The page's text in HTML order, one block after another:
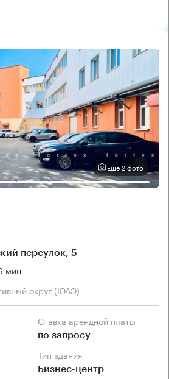
Еще 2 фото
переулок, 5
мин
округ (ЮАО)
Ставка арендной платы
по запросу
Тип здания
Бизнес-центр